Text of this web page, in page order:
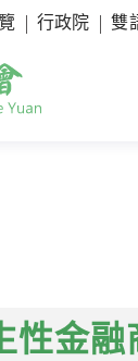
行政院 雙
性金融